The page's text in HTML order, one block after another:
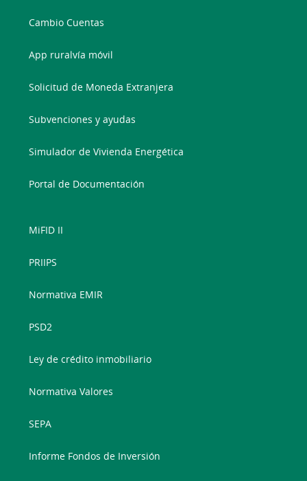
Cambio Cuentas
App ruralvía móvil
Solicitud de Moneda Extranjera
Subvenciones y ayudas
Simulador de Vivienda Energética
Portal de Documentación
MiFID II
PRIIPS
Normativa EMIR
PSD2
Ley de crédito inmobiliario
Normativa Valores
SEPA
Informe Fondos de Inversión